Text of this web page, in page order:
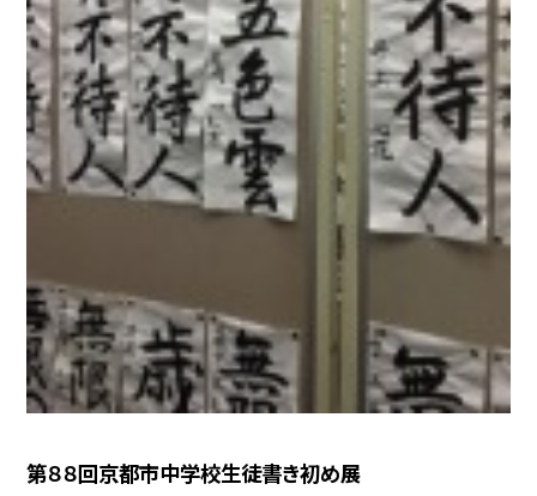
第８８回京都市中学校生徒書き初め展